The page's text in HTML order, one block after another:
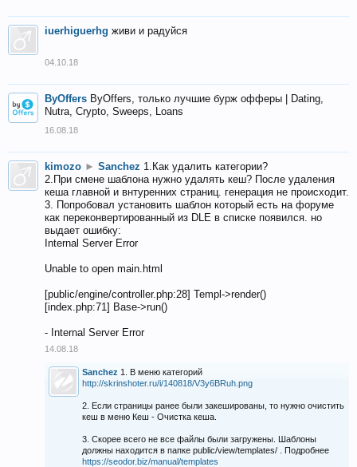
iuerhiguerhg живи и радуйся
04.10.18
ByOffers ByOffers, только лучшие бурж офферы | Dating,
Nutra, Crypto, Sweeps, Loans
16.08.18
kimozo ► Sanchez 1.Как удалить категории?
2.При смене шаблона нужно удалять кеш? После удаления
кеша главной и внтуренних страниц. генерация не происходит.
3. Попробовал установить шаблон который есть на форуме
как переконвертированный из DLE в списке появился. но
выдает ошибку:
Internal Server Error
Unable to open main.html
[public/engine/controller.php:28] Templ->render()
[index.php:71] Base->run()
- Internal Server Error
14.08.18
Sanchez 1. В меню категорий
http://skrinshoter.ru/i/140818/V3y6BRuh.png
2. Если страницы ранее были закешированы, то нужно очистить
кеш в меню Кеш - Очистка кеша.
3. Скорее всего не все файлы были загружены. Шаблоны
должны находится в папке public/view/templates/ . Подробнее
https://seodor.biz/manual/templates